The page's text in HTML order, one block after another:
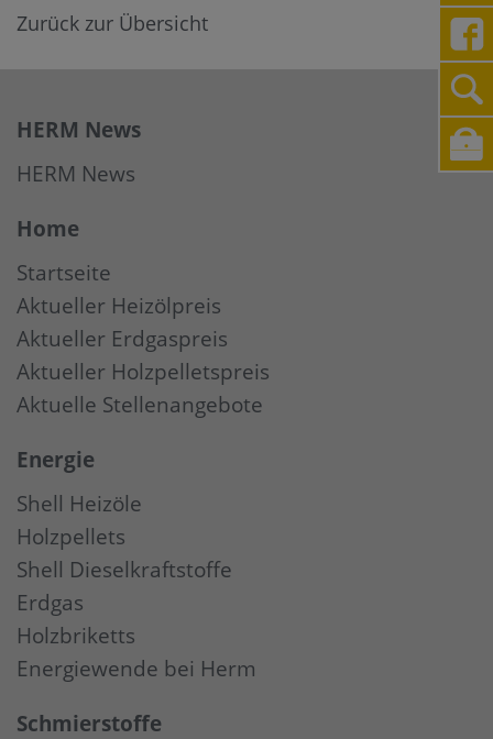
Zurück zur Übersicht
HERM News
HERM News
Home
Startseite
Aktueller Heizölpreis
Aktueller Erdgaspreis
Aktueller Holzpelletspreis
Aktuelle Stellenangebote
Energie
Shell Heizöle
Holzpellets
Shell Dieselkraftstoffe
Erdgas
Holzbriketts
Energiewende bei Herm
Schmierstoffe